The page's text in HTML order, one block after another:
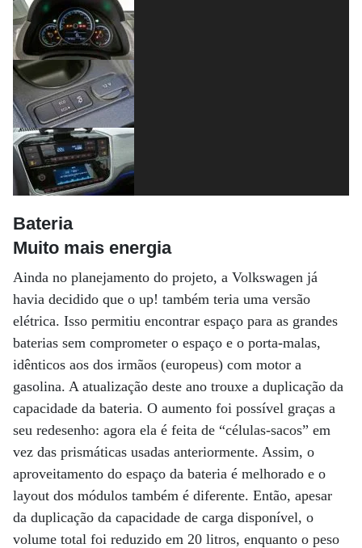
Bateria
Muito mais energia
Ainda no planejamento do projeto, a Volkswagen já
havia decidido que o up! também teria uma versão
elétrica. Isso permitiu encontrar espaço para as grandes
baterias sem comprometer o espaço e o porta-malas,
idênticos aos dos irmãos (europeus) com motor a
gasolina. A atualização deste ano trouxe a duplicação da
capacidade da bateria. O aumento foi possível graças a
seu redesenho: agora ela é feita de “células-sacos” em
vez das prismáticas usadas anteriormente. Assim, o
aproveitamento do espaço da bateria é melhorado e o
layout dos módulos também é diferente. Então, apesar
da duplicação da capacidade de carga disponível, o
volume total foi reduzido em 20 litros, enquanto o peso